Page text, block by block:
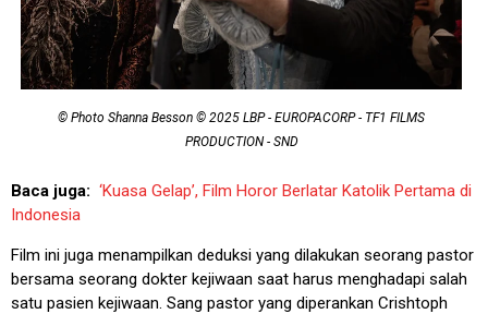
© Photo Shanna Besson © 2025 LBP - EUROPACORP - TF1 FILMS
PRODUCTION - SND
Baca juga: ‘Kuasa Gelap’, Film Horor Berlatar Katolik Pertama di
Indonesia
Film ini juga menampilkan deduksi yang dilakukan seorang pastor
bersama seorang dokter kejiwaan saat harus menghadapi salah
satu pasien kejiwaan. Sang pastor yang diperankan Crishtoph